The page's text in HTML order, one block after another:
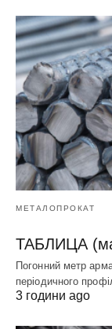
МЕТАЛОПРОКАТ
ТАБЛИЦА
Погонний метр
періодичного
3 години ago